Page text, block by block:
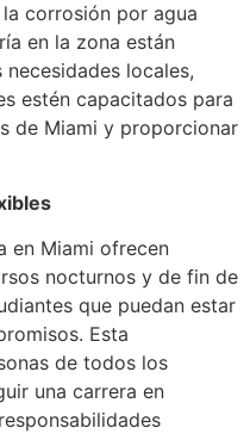
corrosión por agua
en la zona están
locales,
estén capacitados para
de Miami y proporcionar
en Miami ofrecen
nocturnos y de fin de
que puedan estar
Esta
de todos los
una carrera en